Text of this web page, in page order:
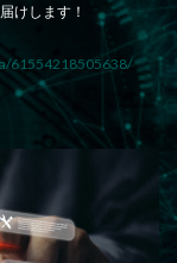
けします！
61554218505638/